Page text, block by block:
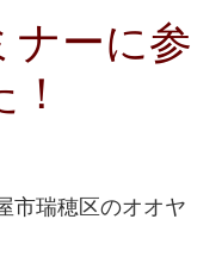
ナーに参
市瑞穂区のオオヤ